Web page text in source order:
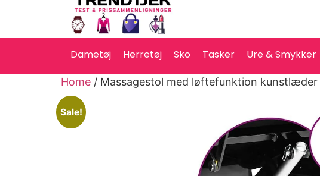
Dametøj Herretøj Sko Tasker Ure & Smykker
Home / Massagestol med løftefunktion kunstlæder
Sale!